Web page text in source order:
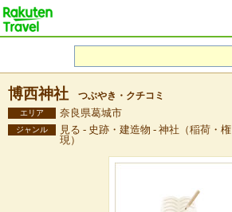
博西神社 つぶやき・クチコミ
エリア 奈良県葛城市
ジャンル
見る - 史跡・建造物 - 神社（稲荷・権
現）